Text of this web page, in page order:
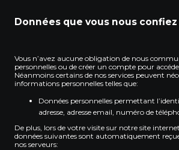
Données que vous nous confiez
Vous n’avez aucune obligation de nous
personnelles ou de créer un compte pour
Néanmoins certains de nos services peuvent
informations personnelles telles que:
Données personnelles permettant
adresse, adresse email, numéro de
De plus, lors de votre visite sur notre site
données suivantes sont automatiquement
nos serveurs: